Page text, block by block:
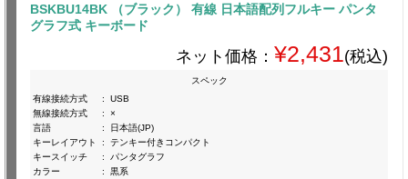
BSKBU14BK （ブラック） 有線 日本語配列フルキー パンタ
グラフ式 キーボード
ネット価格： ¥2,431(税込)
スペック
有線接続方式
:
USB
無線接続方式
:
×
言語
:
日本語(JP)
キーレイアウト
:
テンキー付きコンパクト
キースイッチ
:
パンタグラフ
カラー
:
黒系